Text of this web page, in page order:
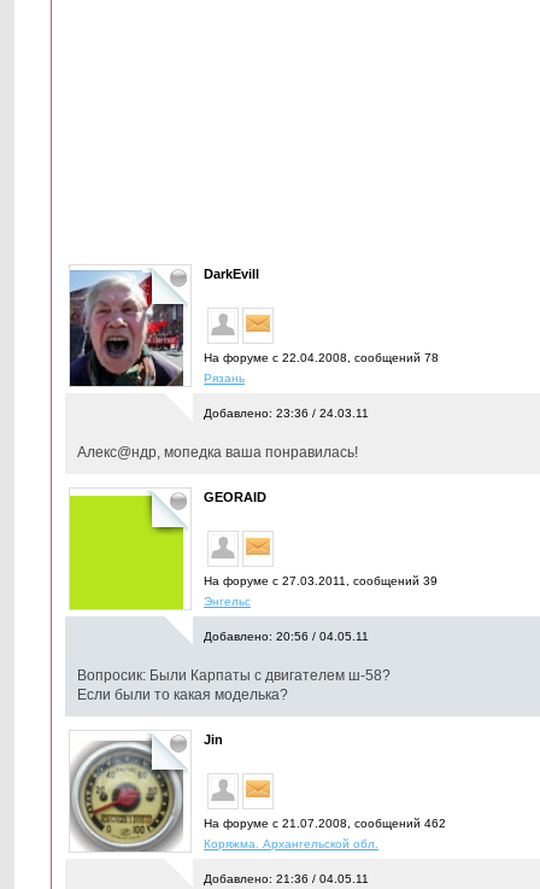
DarkEvill
На форуме с 22.04.2008, cообщений 78
Рязань
Добавлено: 23:36 / 24.03.11
Алекс@ндр, мопедка ваша понравилась!
GEORAID
На форуме с 27.03.2011, cообщений 39
Энгельс
Добавлено: 20:56 / 04.05.11
Вопросик: Были Карпаты с двигателем ш-58?
Если были то какая моделька?
Jin
На форуме с 21.07.2008, cообщений 462
Коряжма. Архангельской обл.
Добавлено: 21:36 / 04.05.11